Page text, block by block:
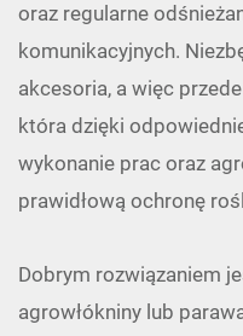
oraz regularne
komunikacyjnych.
akcesoria, a więc
która dzięki
wykonanie prac oraz
prawidłową ochronę
Dobrym rozwiązaniem
agrowłókniny lub